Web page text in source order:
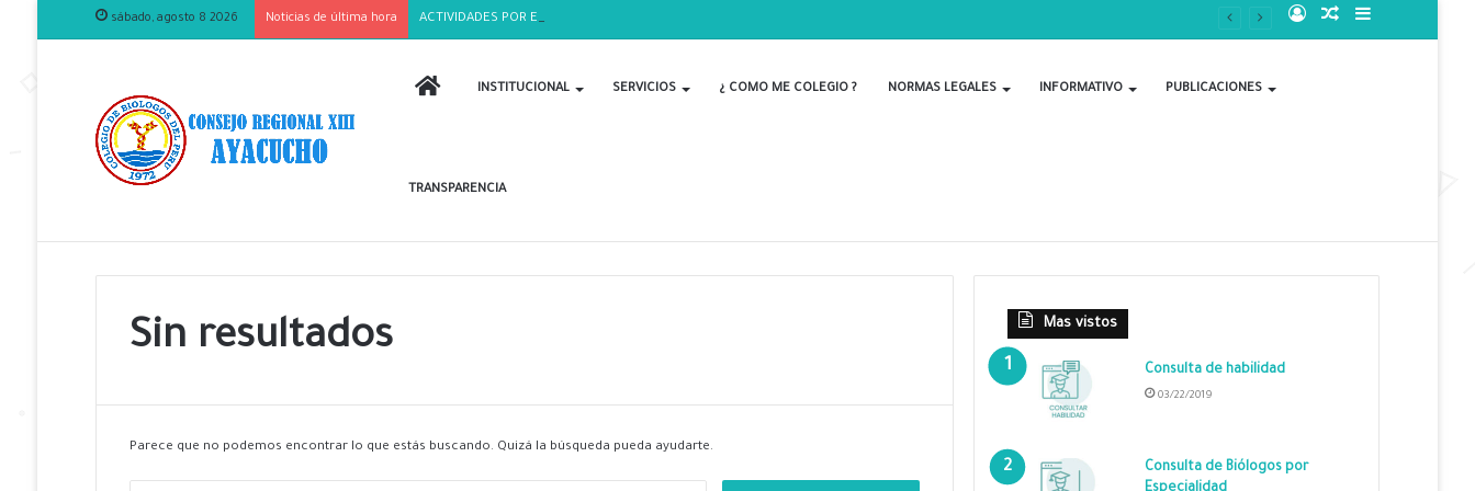
sábado, agosto 8 2026 Noticias de última hora ACTIVIDADES POR EL DÍA DEL BIOLOGO Barra
Publicación
Acceso
INICIO INSTITUCIONAL SERVICIOS ¿ COMO ME COLEGIO ? NORMAS LEGALES INFORMATIVO PUBLICACIONES
TRANSPARENCIA
Sin resultados
Parece que no podemos encontrar lo que estás buscando. Quizá la búsqueda pueda ayudarte.
Mas vistos
Consulta de habilidad
03/22/2019
Consulta de Biólogos por